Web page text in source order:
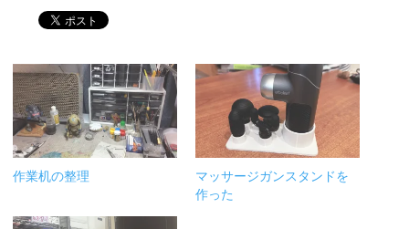
作業机の整理
マッサージガンスタンドを
作った